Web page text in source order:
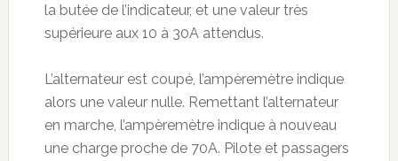
la butée de l’indicateur, et une valeur très
supérieure aux 10 à 30A attendus.
L’alternateur est coupé, l’ampèremètre indique
alors une valeur nulle. Remettant l’alternateur
en marche, l’ampèremètre indique à nouveau
une charge proche de 70A. Pilote et passagers